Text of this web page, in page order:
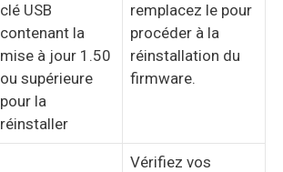
clé USB
contenant la
mise à jour 1.50
ou supérieure
pour la
réinstaller
remplacez le pour
procéder à la
réinstallation du
firmware.
Vérifiez vos